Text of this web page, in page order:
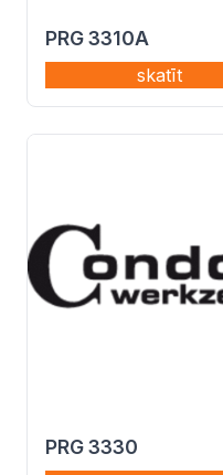
PRG 3310A
skatīt
PRG 3330